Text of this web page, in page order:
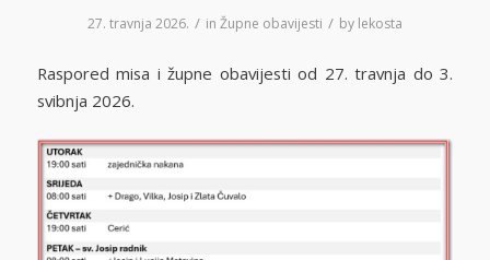
27. travnja 2026. / in Župne obavijesti / by lekosta
Raspored misa i župne obavijesti od 27. travnja do 3.
svibnja 2026.